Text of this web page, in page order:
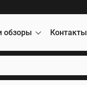
обзоры Контакты